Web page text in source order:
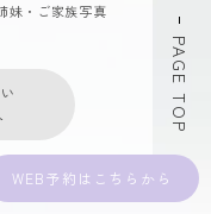
WEB予約
妹・ご家族写真
PAGE TOP